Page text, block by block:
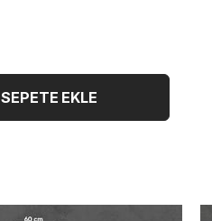
SEPETE EKLE